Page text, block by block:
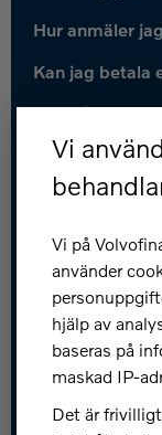
Hur anmäler
Kan jag betala
Fler frågor och
Kontakta oss
Jobba hos oss
Press och
Vi
Vi på
använder
hjälp av
baseras på
maskad IP-
Det är